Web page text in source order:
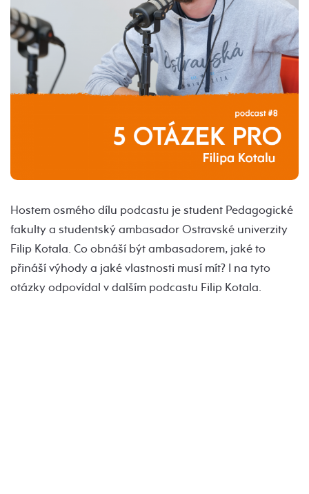
Hostem osmého dílu podcastu je student Pedagogické
fakulty a studentský ambasador Ostravské univerzity
Filip Kotala. Co obnáší být ambasadorem, jaké to
přináší výhody a jaké vlastnosti musí mít? I na tyto
otázky odpovídal v dalším podcastu Filip Kotala.